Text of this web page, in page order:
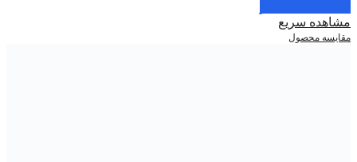
مشاهده سریع
مقایسه محصول